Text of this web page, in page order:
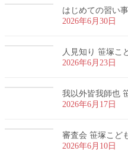
はじめての習い
2026年6月30日
人見知り 笹塚こ
2026年6月23日
我以外皆我師也
2026年6月17日
審査会 笹塚こど
2026年6月10日